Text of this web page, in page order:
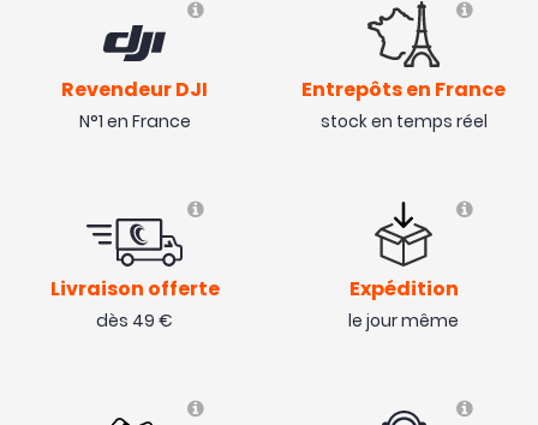
Revendeur DJI
N°1 en France
Entrepôts en France
stock en temps réel
Livraison offerte
dès 49 €
Expédition
le jour même